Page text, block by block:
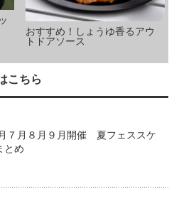
おすすめ！しょうゆ香るアウ
トドアソース
こちら
７月８月９月開催 夏フェススケ
とめ